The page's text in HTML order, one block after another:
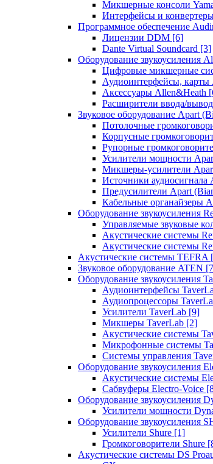
Микшерные консоли
Интерфейсы и
Программное обеспечение
Лицензии DDM [6]
Dante Virtual Soundcard [3]
Оборудование звукоусиления
Цифровые микшерные
Аудиоинтерфейсы, карты
Аксессуары Allen&Heath
Расширители ввода/
Звуковое оборудование Apart
Потолочные
Корпусные
Рупорные
Усилители мощности
Микшеры-усилители
Источники аудиосигнала
Предусилители Apart
Кабельные органайзеры
Оборудование звукоусиления
Управляемые звуковые
Акустические системы
Акустические системы
Акустические системы TEFRA
Звуковое оборудование ATEN
Оборудование звукоусиления
Аудиоинтерфейсы
Аудиопроцессоры
Усилители TaverLab [9]
Микшеры TaverLab [2]
Акустические системы
Микрофонные системы
Системы управления
Оборудование звукоусиления
Акустические системы
Сабвуферы Electro-Voice
Оборудование звукоусиления
Усилители мощности
Оборудование звукоусиления
Усилители Shure [1]
Громкоговорители Shure
Акустические системы DS